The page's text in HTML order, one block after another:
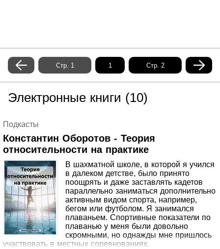
Стр. 1 Стр. 2
Электронные книги (10)
Подкасты
Константин Оборотов - Теория
относительности на практике
В шахматной школе, в которой я учился
в далеком детстве, было принято
поощрять и даже заставлять кадетов
параллельно заниматься дополнительно
активным видом спорта, например,
бегом или футболом. Я занимался
плаваньем. Спортивные показатели по
плаванью у меня были довольно
скромными, но однажды мне пришлось
участвовать в местных соревнованиях.